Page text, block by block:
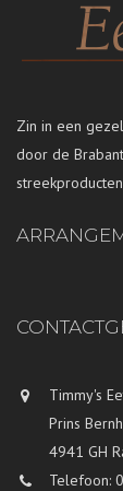
Zin in een
door de
Timmy's
Prins
4941 GH
Telefoon: